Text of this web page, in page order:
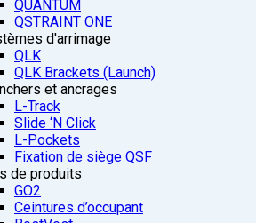
QUANTUM
QSTRAINT ONE
d'arrimage
QLK
QLK Brackets (Launch)
et ancrages
L-Track
Slide ‘N Click
L-Pockets
Fixation de siège QSF
de produits
GO2
Ceintures d’occupant